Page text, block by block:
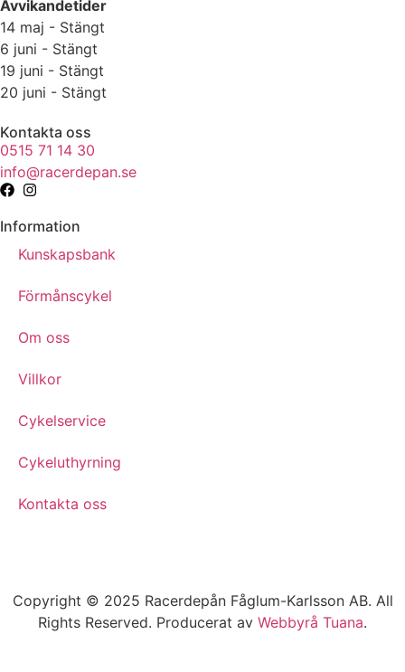
Avvikandetider
14 maj - Stängt
6 juni - Stängt
19 juni - Stängt
20 juni - Stängt
Kontakta oss
0515 71 14 30
info@racerdepan.se
Information
Kunskapsbank
Förmånscykel
Om oss
Villkor
Cykelservice
Cykeluthyrning
Kontakta oss
Copyright © 2025 Racerdepån Fåglum-Karlsson AB. All
Rights Reserved. Producerat av Webbyrå Tuana.​